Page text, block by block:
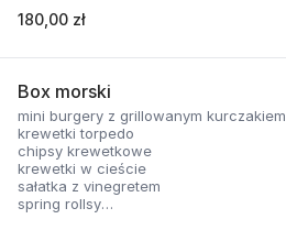
skrzydełka panierowane
180,00 zł
Box morski
mini burgery z grillowanym kurczakiem
krewetki torpedo
chipsy krewetkowe
krewetki w cieście
sałatka z vinegretem
spring rollsy